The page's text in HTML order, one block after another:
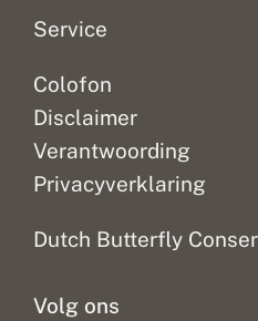
Service
Colofon
Disclaimer
Verantwoording
Privacyverklaring
Dutch Butterfly
Volg ons